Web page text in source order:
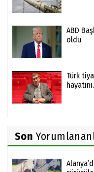
ABD
oldu
Türk
Son